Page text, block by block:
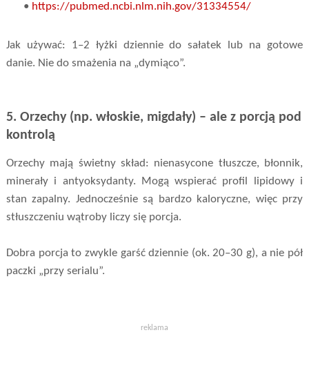
• https://pubmed.ncbi.nlm.nih.gov/31334554/
Jak używać: 1–2 łyżki dziennie do sałatek lub na gotowe
danie. Nie do smażenia na „dymiąco”.
5. Orzechy (np. włoskie, migdały) – ale z porcją pod
kontrolą
Orzechy mają świetny skład: nienasycone tłuszcze, błonnik,
minerały i antyoksydanty. Mogą wspierać profil lipidowy i
stan zapalny. Jednocześnie są bardzo kaloryczne, więc przy
stłuszczeniu wątroby liczy się porcja.
Dobra porcja to zwykle garść dziennie (ok. 20–30 g), a nie pół
paczki „przy serialu”.
reklama